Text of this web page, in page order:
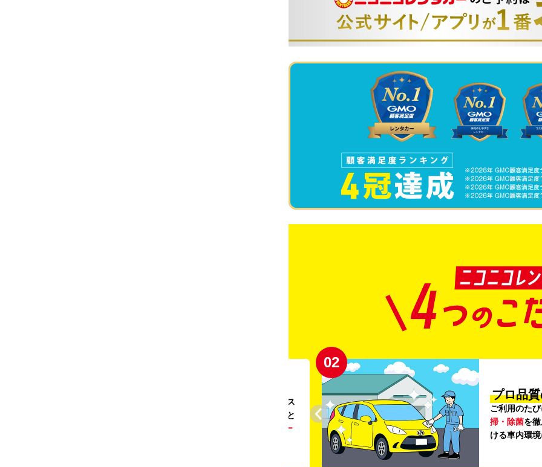
。ガソリンス
タンドや整備工場の既存インフラを活用すること
リー
02
プロ品
ご利用のた
掃・除菌を
ける車内環